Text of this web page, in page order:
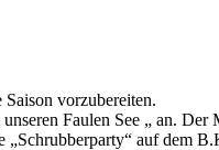
vorzubereiten.
Faulen See „ an.
auf dem